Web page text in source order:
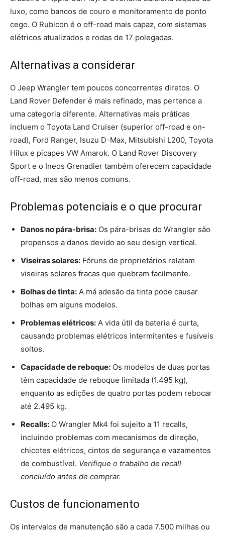
luxo, como bancos de couro e monitoramento de ponto
cego. O Rubicon é o off-road mais capaz, com sistemas
elétricos atualizados e rodas de 17 polegadas.
Alternativas a considerar
O Jeep Wrangler tem poucos concorrentes diretos. O
Land Rover Defender é mais refinado, mas pertence a
uma categoria diferente. Alternativas mais práticas
incluem o Toyota Land Cruiser (superior off-road e on-
road), Ford Ranger, Isuzu D-Max, Mitsubishi L200, Toyota
Hilux e picapes VW Amarok. O Land Rover Discovery
Sport e o Ineos Grenadier também oferecem capacidade
off-road, mas são menos comuns.
Problemas potenciais e o que procurar
Danos no pára-brisa: Os pára-brisas do Wrangler são
propensos a danos devido ao seu design vertical.
Viseiras solares: Fóruns de proprietários relatam
viseiras solares fracas que quebram facilmente.
Bolhas de tinta: A má adesão da tinta pode causar
bolhas em alguns modelos.
Problemas elétricos: A vida útil da bateria é curta,
causando problemas elétricos intermitentes e fusíveis
soltos.
Capacidade de reboque: Os modelos de duas portas
têm capacidade de reboque limitada (1.495 kg),
enquanto as edições de quatro portas podem rebocar
até 2.495 kg.
Recalls: O Wrangler Mk4 foi sujeito a 11 recalls,
incluindo problemas com mecanismos de direção,
chicotes elétricos, cintos de segurança e vazamentos
de combustível. Verifique o trabalho de recall
concluído antes de comprar.
Custos de funcionamento
Os intervalos de manutenção são a cada 7.500 milhas ou